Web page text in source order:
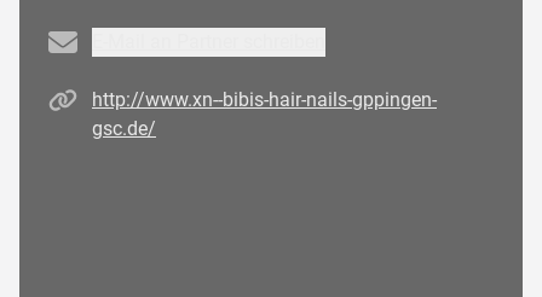
Email
Homepagehttp://www.xn--bibis-hair-nails-gppingen-
gsc.de/